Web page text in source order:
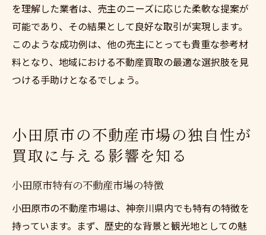
を理解した業者は、売主のニーズに応じた柔軟な提案が
可能であり、その結果として良好な取引が実現します。
このような成功例は、他の売主にとっても貴重な参考材
料となり、地域における不動産買取の最適な選択肢を見
つける手助けとなるでしょう。
小田原市の不動産市場の独自性が
買取に与える影響を知る
小田原市特有の不動産市場の特徴
小田原市の不動産市場は、神奈川県内でも特有の特徴を
持っています。まず、歴史的な背景と観光地としての魅